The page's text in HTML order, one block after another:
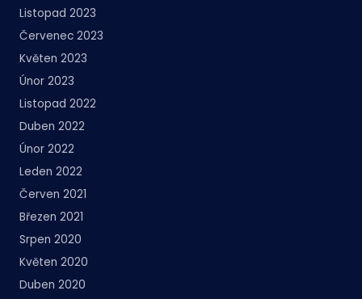
Listopad 2023
Červenec 2023
Květen 2023
Únor 2023
Listopad 2022
Duben 2022
Únor 2022
Leden 2022
Červen 2021
Březen 2021
Srpen 2020
Květen 2020
Duben 2020